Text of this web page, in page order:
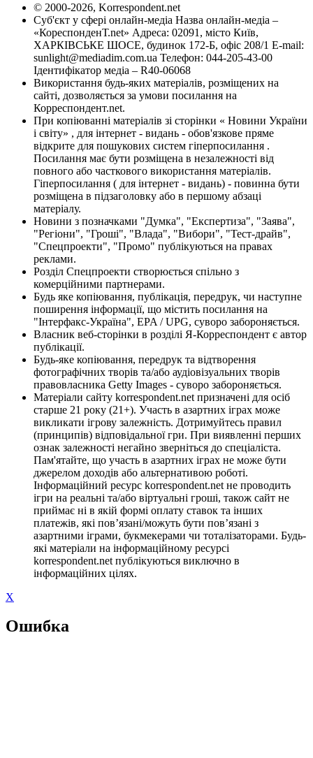
© 2000-2026, Korrespondent.net
Суб'єкт у сфері онлайн-медіа Назва онлайн-медіа –
«КореспонденТ.net» Адреса: 02091, місто Київ,
ХАРКІВСЬКЕ ШОСЕ, будинок 172-Б, офіс 208/1 E-mail:
sunlight@mediadim.com.ua Телефон: 044-205-43-00
Ідентифікатор медіа – R40-06068
Використання будь-яких матеріалів, розміщених на
сайті, дозволяється за умови посилання на
Корреспондент.net.
При копіюванні матеріалів зі сторінки « Новини України
і світу» , для інтернет - видань - обов'язкове пряме
відкрите для пошукових систем гіперпосилання .
Посилання має бути розміщена в незалежності від
повного або часткового використання матеріалів.
Гіперпосилання ( для інтернет - видань) - повинна бути
розміщена в підзаголовку або в першому абзаці
матеріалу.
Новини з позначками "Думка", "Експертиза", "Заява",
"Регіони", "Гроші", "Влада", "Вибори", "Тест-драйв",
"Спецпроекти", "Промо" публікуються на правах
реклами.
Розділ Спецпроекти створюється спільно з
комерційними партнерами.
Будь яке копіювання, публікація, передрук, чи наступне
поширення інформації, що містить посилання на
"Інтерфакс-Україна", EPA / UPG, суворо забороняється.
Власник веб-сторінки в розділі Я-Корреспондент є автор
публікації.
Будь-яке копіювання, передрук та відтворення
фотографічних творів та/або аудіовізуальних творів
правовласника Getty Images - суворо забороняється.
Матеріали сайту korrespondent.net призначені для осіб
старше 21 року (21+). Участь в азартних іграх може
викликати ігрову залежність. Дотримуйтесь правил
(принципів) відповідальної гри. При виявленні перших
ознак залежності негайно зверніться до спеціаліста.
Пам'ятайте, що участь в азартних іграх не може бути
джерелом доходів або альтернативою роботі.
Інформаційний ресурс korrespondent.net не проводить
ігри на реальні та/або віртуальні гроші, також сайт не
приймає ні в якій формі оплату ставок та інших
платежів, які пов’язані/можуть бути пов’язані з
азартними іграми, букмекерами чи тоталізаторами. Будь-
які матеріали на інформаційному ресурсі
korrespondent.net публікуються виключно в
інформаційних цілях.
X
Ошибка